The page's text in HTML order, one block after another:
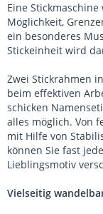
Eine Stickmaschine
Möglichkeit,
ein besonderes
Stickeinheit wird
Zwei Stickrahmen
beim effektiven
schicken
alles möglich. Von
mit Hilfe von
können Sie fast
Lieblingsmotiv
Vielseitig